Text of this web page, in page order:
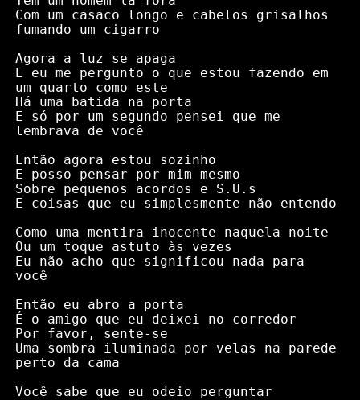
Com um casaco longo e cabelos grisalhos
fumando um cigarro
Agora a luz se apaga
E eu me pergunto o que estou fazendo em
um quarto como este
Há uma batida na porta
E só por um segundo pensei que me
lembrava de você
Então agora estou sozinho
E posso pensar por mim mesmo
Sobre pequenos acordos e S.U.s
E coisas que eu simplesmente não entendo
Como uma mentira inocente naquela noite
Ou um toque astuto às vezes
Eu não acho que significou nada para
você
Então eu abro a porta
É o amigo que eu deixei no corredor
Por favor, sente-se
Uma sombra iluminada por velas na parede
perto da cama
Você sabe que eu odeio perguntar